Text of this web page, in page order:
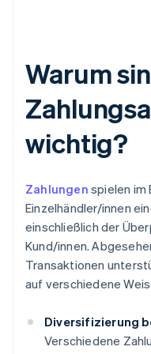
Warum
wichtig?
Zahlungen spielen im
Einzelhändler/innen
einschließlich der
Kund/innen.
Transaktionen
auf verschiedene
Diversifizierung
Verschiedene